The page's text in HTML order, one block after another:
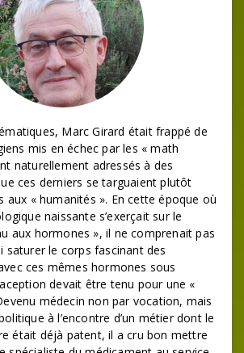
Marc Girard était frappé de
mis en échec par les « math
naturellement adressés à des
ces derniers se targuaient plutôt
aux « humanités ». En cette époque où
naissante s’exerçait sur le
aux hormones », il ne comprenait pas
saturer le corps fascinant des
ces mêmes hormones sous
devait être tenu pour une «
médecin non par vocation, mais
à l’encontre d’un métier dont le
était déjà patent, il a cru bon mettre